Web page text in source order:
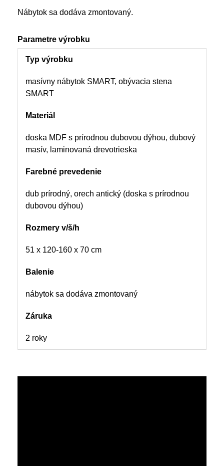
Nábytok sa dodáva zmontovaný.
Parametre výrobku
Typ výrobku
masívny nábytok SMART, obývacia stena
SMART
Materiál
doska MDF s prírodnou dubovou dýhou, dubový
masív, laminovaná drevotrieska
Farebné prevedenie
dub prírodný, orech antický (doska s prírodnou
dubovou dýhou)
Rozmery v/š/h
51 x 120-160 x 70 cm
Balenie
nábytok sa dodáva zmontovaný
Záruka
2 roky